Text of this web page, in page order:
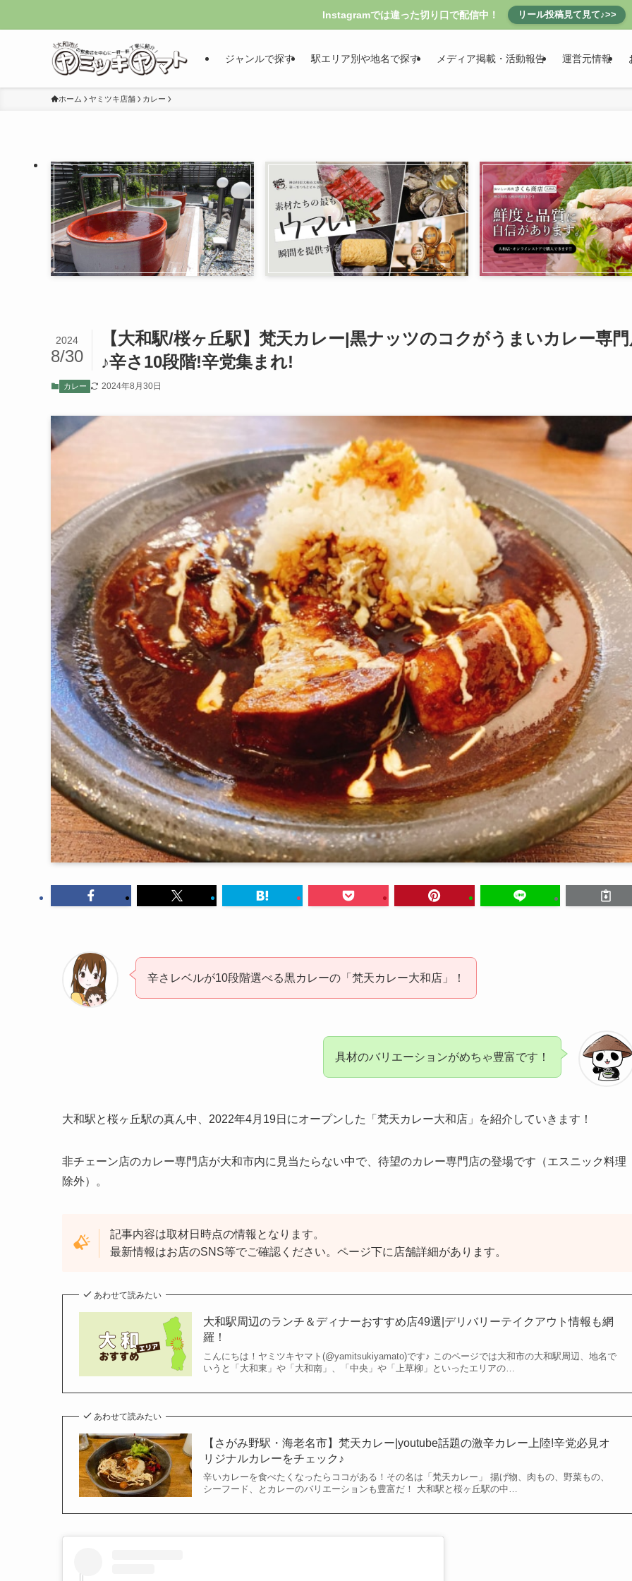
Instagramでは違った切り口で配信中！ リール投稿見て見て♪>>
ジャンルで探す 駅エリア別や地名で探す メディア掲載・活動報告 運営元情報
ホーム ヤミツキ店舗 カレー
【大和駅/桜ヶ丘駅】梵天カレー|黒ナッツのコクがうまいカレー専
♪辛さ10段階!辛党集まれ!
2024
8/30
カレー 2024年8月30日
辛さレベルが10段階選べる黒カレーの「梵天カレー大和店」！
具材のバリエーションがめちゃ豊富です！
大和駅と桜ヶ丘駅の真ん中、2022年4月19日にオープンした「梵天カレー大和店」を紹介していきます！
非チェーン店のカレー専門店が大和市内に見当たらない中で、待望のカレー専門店の登場です（エスニック料理
除外）。
記事内容は取材日時点の情報となります。
最新情報はお店のSNS等でご確認ください。ページ下に店舗詳細があります。
あわせて読みたい
大和駅周辺のランチ＆ディナーおすすめ店49選|デリバリーテイクアウト情報も網
羅！
こんにちは！ヤミツキヤマト(@yamitsukiyamato)です♪ このページでは大和市の大和駅周辺、地名で
いうと「大和東」や「大和南」、「中央」や「上草柳」といったエリアの…
あわせて読みたい
【さがみ野駅・海老名市】梵天カレー|youtube話題の激辛カレー上陸!辛党必見オ
リジナルカレーをチェック♪
辛いカレーを食べたくなったらココがある！その名は「梵天カレー」 揚げ物、肉もの、野菜もの、
シーフード、とカレーのバリエーションも豊富だ！ 大和駅と桜ヶ丘駅の中…